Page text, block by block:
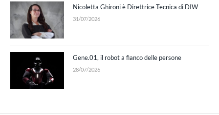
Nicoletta Ghironi è Direttrice Tecnica di DIW
31/07/2026
Gene.01, il robot a fianco delle persone
28/07/2026